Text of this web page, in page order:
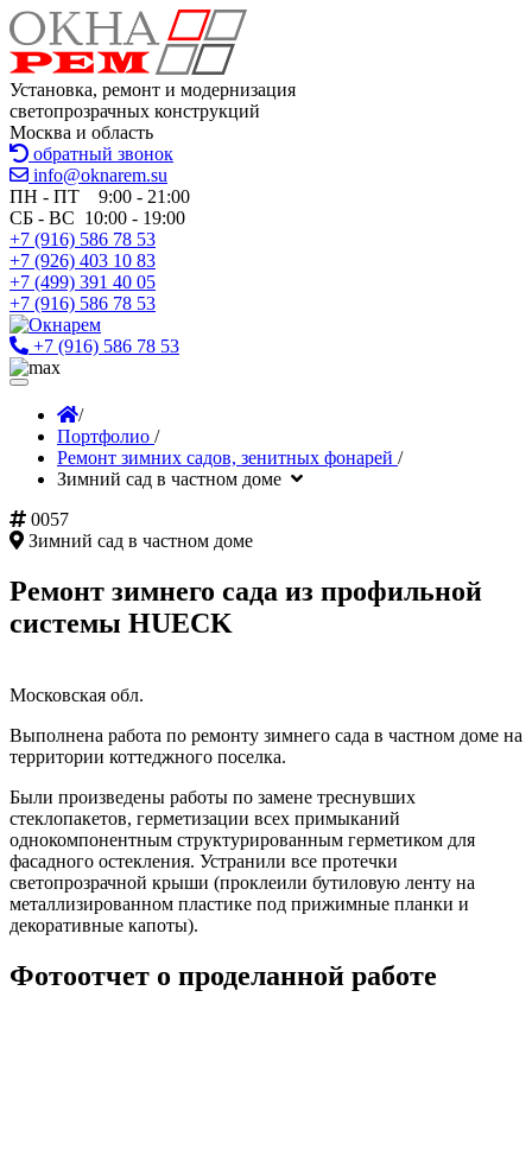
Установка, ремонт и модернизация
светопрозрачных конструкций
Москва и область
обратный звонок
info@oknarem.su
ПН - ПТ 9:00 - 21:00
СБ - ВС 10:00 - 19:00
+7 (916) 586 78 53
+7 (926) 403 10 83
+7 (499) 391 40 05
+7 (916) 586 78 53
+7 (916) 586 78 53
/
Портфолио /
Ремонт зимних садов, зенитных фонарей /
Зимний сад в частном доме
0057
Зимний сад в частном доме
Ремонт зимнего сада из профильной
системы HUECK
Московская обл.
Выполнена работа по ремонту зимнего сада в частном доме на
территории коттеджного поселка.
Были произведены работы по замене треснувших
стеклопакетов, герметизации всех примыканий
однокомпонентным структурированным герметиком для
фасадного остекления. Устранили все протечки
светопрозрачной крыши (проклеили бутиловую ленту на
металлизированном пластике под прижимные планки и
декоративные капоты).
Фотоотчет о проделанной работе